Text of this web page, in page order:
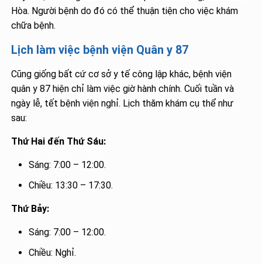
Hòa. Người bệnh do đó có thể thuận tiện cho việc khám
chữa bệnh.
Lịch làm việc bệnh viện Quân y 87
Cũng giống bất cứ cơ sở y tế công lập khác, bệnh viện
quân y 87 hiện chỉ làm việc giờ hành chính. Cuối tuần và
ngày lễ, tết bệnh viện nghỉ. Lịch thăm khám cụ thể như
sau:
Thứ Hai đến Thứ Sáu:
Sáng: 7:00 – 12:00.
Chiều: 13:30 – 17:30.
Thứ Bảy:
Sáng: 7:00 – 12:00.
Chiều: Nghỉ.